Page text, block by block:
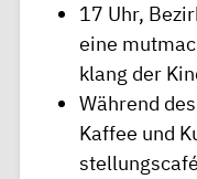
17 Uhr,
eine
kl­ang der
Wäh­r­end
Ka­f­f­ee und